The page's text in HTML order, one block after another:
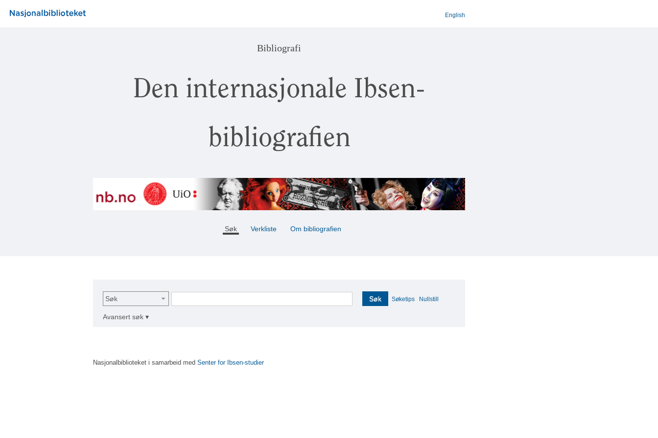
English
Bibliografi
Den internasjonale Ibsen-
bibliografien
Søk Verkliste Om bibliografien
Søk Søk Søketips Nullstill
Avansert søk ▾
Nasjonalbiblioteket i samarbeid med Senter for Ibsen-studier